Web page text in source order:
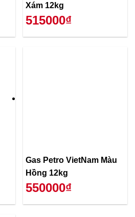
Xám 12kg
515000₫
Gas Petro VietNam Màu
Hồng 12kg
550000₫